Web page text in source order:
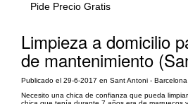
Pide Precio Gratis
Limpieza a domicilio
de mantenimiento
Publicado el 29-6-2017 en Sant Antoni -
Necesito una chica de confianza que pueda